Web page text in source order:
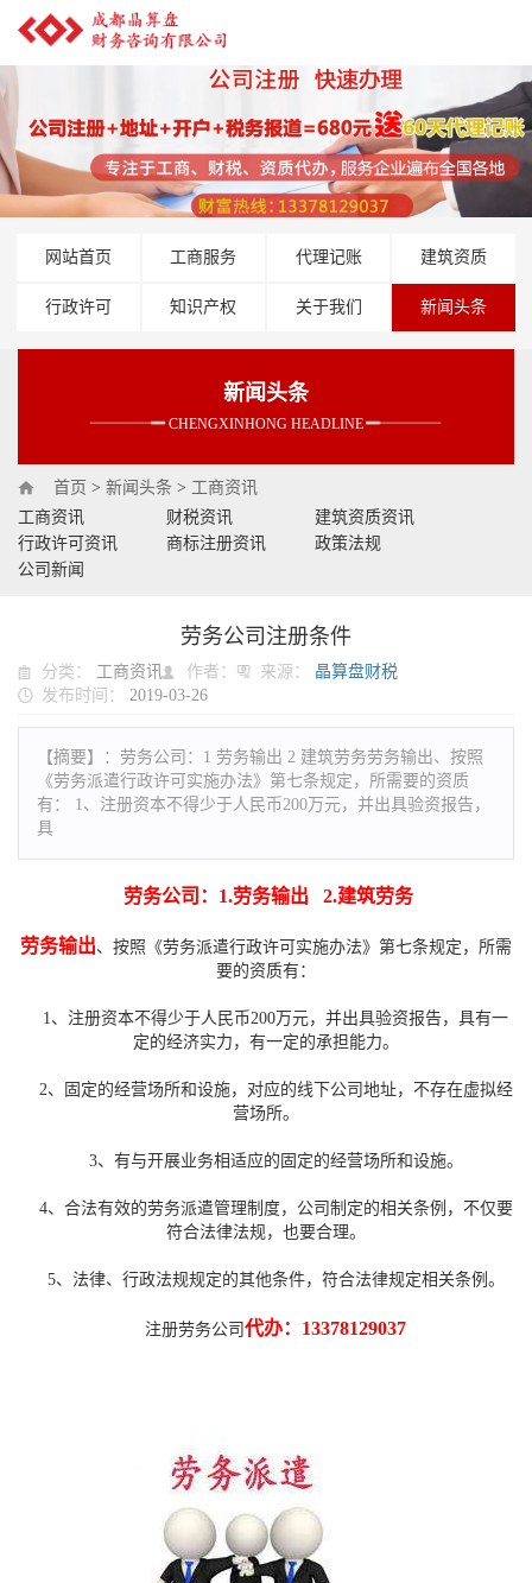
网站首页 工商服务 代理记账 建筑资质
行政许可 知识产权 关于我们 新闻头条
新闻头条
CHENGXINHONG HEADLINE
首页 > 新闻头条 > 工商资讯
工商资讯
财税资讯
建筑资质资讯
行政许可资讯
商标注册资讯
政策法规
公司新闻
劳务公司注册条件
分类： 工商资讯 作者： 来源：
晶算盘财税
发布时间：
2019-03-26
【摘要】： 劳务公司：1 劳务输出 2 建筑劳务劳务输出、按照
《劳务派遣行政许可实施办法》第七条规定，所需要的资质
有： 1、注册资本不得少于人民币200万元，并出具验资报告，
具
劳务公司：1.劳务输出 2.建筑劳务
劳务输出、按照《劳务派遣行政许可实施办法》第七条规定，所需
要的资质有：
1、注册资本不得少于人民币200万元，并出具验资报告，具有一
定的经济实力，有一定的承担能力。
2、固定的经营场所和设施，对应的线下公司地址，不存在虚拟经
营场所。
3、有与开展业务相适应的固定的经营场所和设施。
4、合法有效的劳务派遣管理制度，公司制定的相关条例，不仅要
符合法律法规，也要合理。
5、法律、行政法规规定的其他条件，符合法律规定相关条例。
注册劳务公司 代办： 13378129037